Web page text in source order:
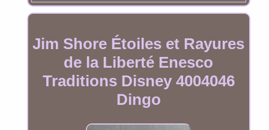
Jim Shore Étoiles et Rayures
de la Liberté Enesco
Traditions Disney 4004046
Dingo